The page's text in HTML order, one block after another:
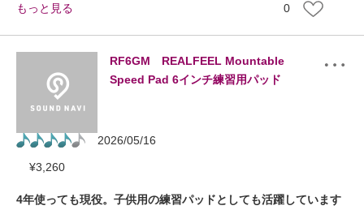
パッドだと思います。
0
RF6GM REALFEEL Mountable
Speed Pad 6インチ練習用パッド
2026/05/16
¥3,260
4年使っても現役。子供用の練習パッドとしても活躍しています